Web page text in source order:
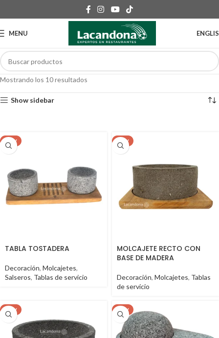
MENU
Mostrando los 10 resultados
Show sidebar
NEW
TABLA TOSTADERA
Decoración, Molcajetes,
Salseros, Tablas de servicio
NEW
MOLCAJETE RECTO CON
BASE DE MADERA
Decoración, Molcajetes, Tablas
de servicio
NEW NEW